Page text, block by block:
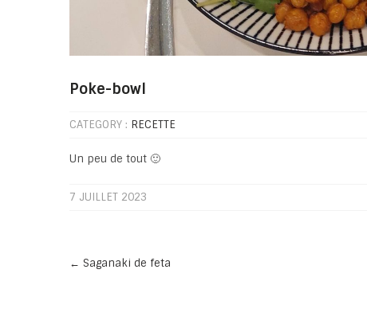
Poke-bowl
CATEGORY : RECETTE
Un peu de tout 🙂
7 JUILLET 2023
navigation
← Saganaki de feta